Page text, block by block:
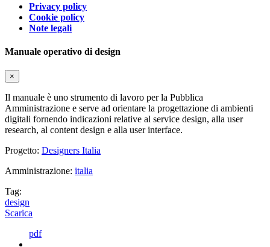
Privacy policy
Cookie policy
Note legali
Manuale operativo di design
×
Il manuale è uno strumento di lavoro per la Pubblica
Amministrazione e serve ad orientare la progettazione di ambienti
digitali fornendo indicazioni relative al service design, alla user
research, al content design e alla user interface.
Progetto: Designers Italia
Amministrazione: italia
Tag:
design
Scarica
pdf